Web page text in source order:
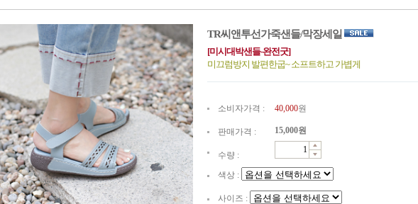
TR씨앤투선가죽샌들/막장세일
[미시대박샌들-완전굿]
미끄럼방지 발편한굽~ 소프트하고 가볍게
소비자가격 : 40,000원
판매가격 : 15,000원
수량 :
색상 :
사이즈 :